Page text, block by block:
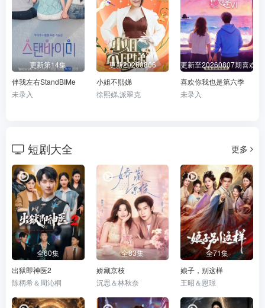
更新第14集
伴我左右StandBIMe
未录入
更新20260806
小姐不熙娣
徐熙娣,派翠克
更新至20260807期喜欢
喜欢你我也是第六季
未录入
短剧大全 更多
全60集
出狱即神医2
陈柄希＆周沁桐
全83集
娇藏京枝
沉思＆林秋奈
全71集
娘子，别这样
王昭＆恩璟